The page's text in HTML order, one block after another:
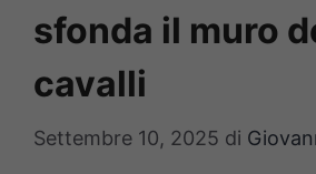
sfonda il muro
cavalli
Settembre 10, 2025 di